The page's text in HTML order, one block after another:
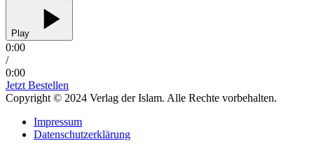
Play
0:00
/
0:00
Jetzt Bestellen
Copyright © 2024 Verlag der Islam. Alle Rechte vorbehalten.
Impressum
Datenschutzerklärung